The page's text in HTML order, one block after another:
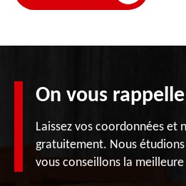
On vous
Laissez vos coordonnées et
gratuitement. Nous
vous conseillons la